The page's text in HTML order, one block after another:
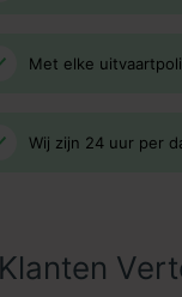
Met elke
Wij zijn 24 uur per